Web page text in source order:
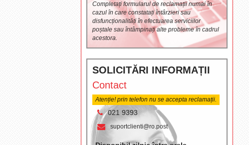
Completați formularul de reclamații numai în
cazul în care constatați întârzieri sau
disfuncționalități în efectuarea serviciilor
poștale sau întâmpinați alte probleme în cadrul
acestora.
SOLICITĂRI INFORMAȚII
Contact
Atenție! prin telefon nu se accepta reclamații.
021 9393
suportclienti@ro.post